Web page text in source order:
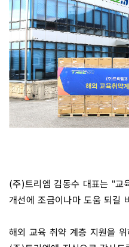
(사진제공
(주)트리엠 김동수 대표는 "교
개선에 조금이나마 도움 되길
해외 교육 취약 계층 지원을